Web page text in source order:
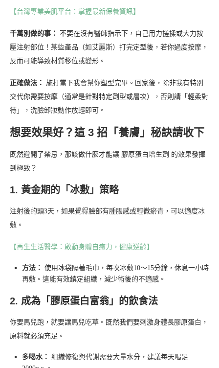
【台灣專業美肌平台：掌握最新保養資訊】
千萬別做的事： 不要在沒有醫師指示下，自己用力搓揉或大力按
壓注射部位！某些產品（如艾麗斯）打完定型後，若你過度按摩，
反而可能導致材質移位或變形。
正確做法： 施打當下我會幫你塑型完畢。回家後，除非我有特別
交代你需要按摩（通常是針對特定劑型或層次），否則請「輕柔對
待」，洗臉卸妝動作放輕即可。
想要效果好？這 3 招「養膚」秘訣請收下
既然避開了禁忌，那該做什麼才能讓 膠原蛋白增生劑 的效果發揮
到極致？
1. 黃金期的「冰敷」策略
注射後的頭3天，如果覺得臉部有腫脹感或輕微瘀青，可以適度冰
敷。
【再生生活醫學：啟動身體自癒力，健康逆齡】
方法： 使用冰袋隔著毛巾，每次冰敷10～15分鐘，休息一小時
再敷。這能有效鎮定組織，減少術後的不適感。
2. 成為「膠原蛋白富翁」的飲食法
你要馬兒跑，就要讓馬兒吃草。既然我們要刺激身體長膠原蛋白，
原料就必須充足。
多喝水： 組織修復與代謝需要大量水分，建議每天喝足